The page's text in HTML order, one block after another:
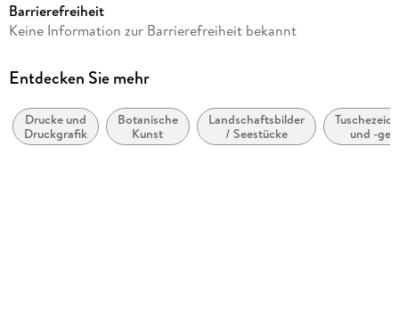
Produktart
Abbildungen
Ohara Koson, Katsushika Hokusai, Harunobu Suzu
Gewicht
Barrierefreiheit
Keine Information zur Barrierefreiheit bekannt
Entdecken Sie mehr
Drucke und
Druckgrafik
Botanische
Kunst
Landschaftsbilder
/ Seestücke
und -